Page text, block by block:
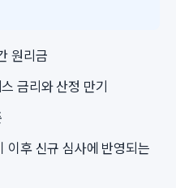
원리금
금리와 산정 만기
이후 신규 심사에 반영되는